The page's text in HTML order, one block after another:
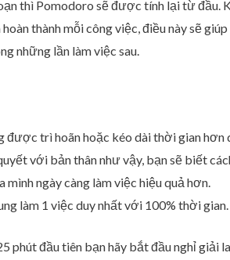
thì Pomodoro sẽ được tính lại từ đầu.
thành mỗi công việc, điều này sẽ
những lần làm việc sau.
được trì hoãn hoặc kéo dài thời gian hơn
với bản thân như vậy, bạn sẽ biết
mình ngày càng làm việc hiệu quả hơn.
làm 1 việc duy nhất với 100% thời gian.
phút đầu tiên bạn hãy bắt đầu nghỉ giải